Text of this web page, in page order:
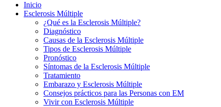
Inicio
Esclerosis Múltiple
¿Qué es la Esclerosis Múltiple?
Diagnóstico
Causas de la Esclerosis Múltiple
Tipos de Esclerosis Múltiple
Pronóstico
Síntomas de la Esclerosis Múltiple
Tratamiento
Embarazo y Esclerosis Múltiple
Consejos prácticos para las Personas con EM
Vivir con Esclerosis Múltiple